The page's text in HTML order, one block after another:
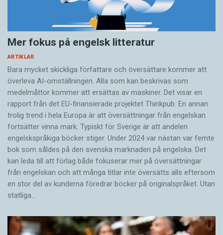
Mer fokus på engelsk litteratur
ARTIKLAR
Bara mycket skickliga författare och översättare ­kommer att
överleva AI-omställningen. Alla som kan beskrivas som
medelmåttor kommer att ersättas av maskiner. Det visar en
rapport från det EU-finansierade projektet Thinkpub. En annan
trolig trend i hela Europa är att översättningar från engelskan
fortsätter vinna mark. Typiskt för Sverige är att andelen
engelskspråkiga böcker stiger. Under 2024 var nästan var femte
bok som såldes på den svenska marknaden på engelska. Det
kan leda till att förlag både fokuserar mer på översättningar
från engelskan och att många titlar inte översätts alls eftersom
en stor del av kunderna föredrar böcker på originalspråket. Utan
statliga…